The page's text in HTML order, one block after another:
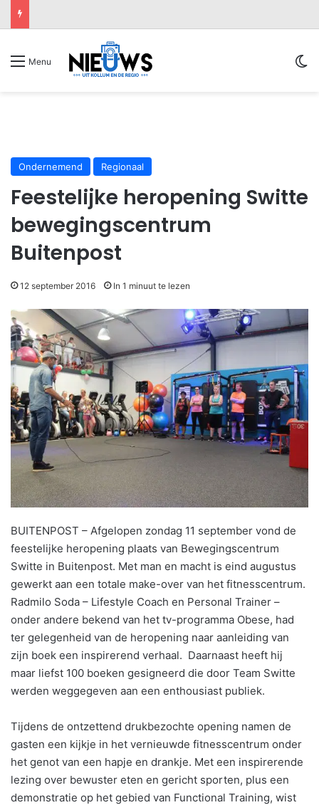
Menu
Ondernemend Regionaal
Feestelijke heropening Switte
bewegingscentrum
Buitenpost
12 september 2016 In 1 minuut te lezen
BUITENPOST – Afgelopen zondag 11 september vond de
feestelijke heropening plaats van Bewegingscentrum
Switte in Buitenpost. Met man en macht is eind augustus
gewerkt aan een totale make-over van het fitnesscentrum.
Radmilo Soda – Lifestyle Coach en Personal Trainer –
onder andere bekend van het tv-programma Obese, had
ter gelegenheid van de heropening naar aanleiding van
zijn boek een inspirerend verhaal. Daarnaast heeft hij
maar liefst 100 boeken gesigneerd die door Team Switte
werden weggegeven aan een enthousiast publiek.
Tijdens de ontzettend drukbezochte opening namen de
gasten een kijkje in het vernieuwde fitnesscentrum onder
het genot van een hapje en drankje. Met een inspirerende
lezing over bewuster eten en gericht sporten, plus een
demonstratie op het gebied van Functional Training, wist